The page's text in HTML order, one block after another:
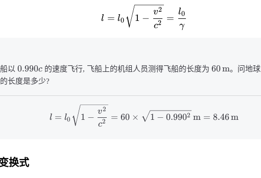
l = l0 1 −
c2
v2
=
γ
l0
以 0.990c 的速度飞行, 飞船上的机组人员测得飞船的长度为 60m。问地
长度是多少?
l = l0 1 −
c2
v2
= 60 × 1 − 0.9902 m = 8.46m
换式